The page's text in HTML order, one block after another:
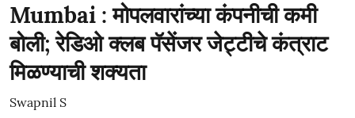
Mumbai : मोपलवारांच्या कंपनीची कमी
बोली; रेडिओ क्लब पॅसेंजर जेट्टीचे कंत्राट
मिळण्याची शक्यता
Swapnil S